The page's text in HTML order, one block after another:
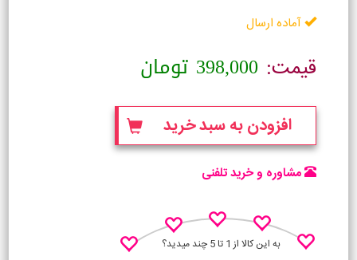
آماده ارسال
قیمت: 398,000 تومان
افزودن به سبد خرید
مشاوره و خرید تلفنی
به این کالا از 1 تا 5 چند میدید؟